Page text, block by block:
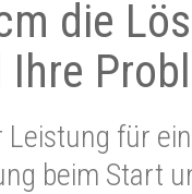
die
Ihre
Leistung für
beim Start